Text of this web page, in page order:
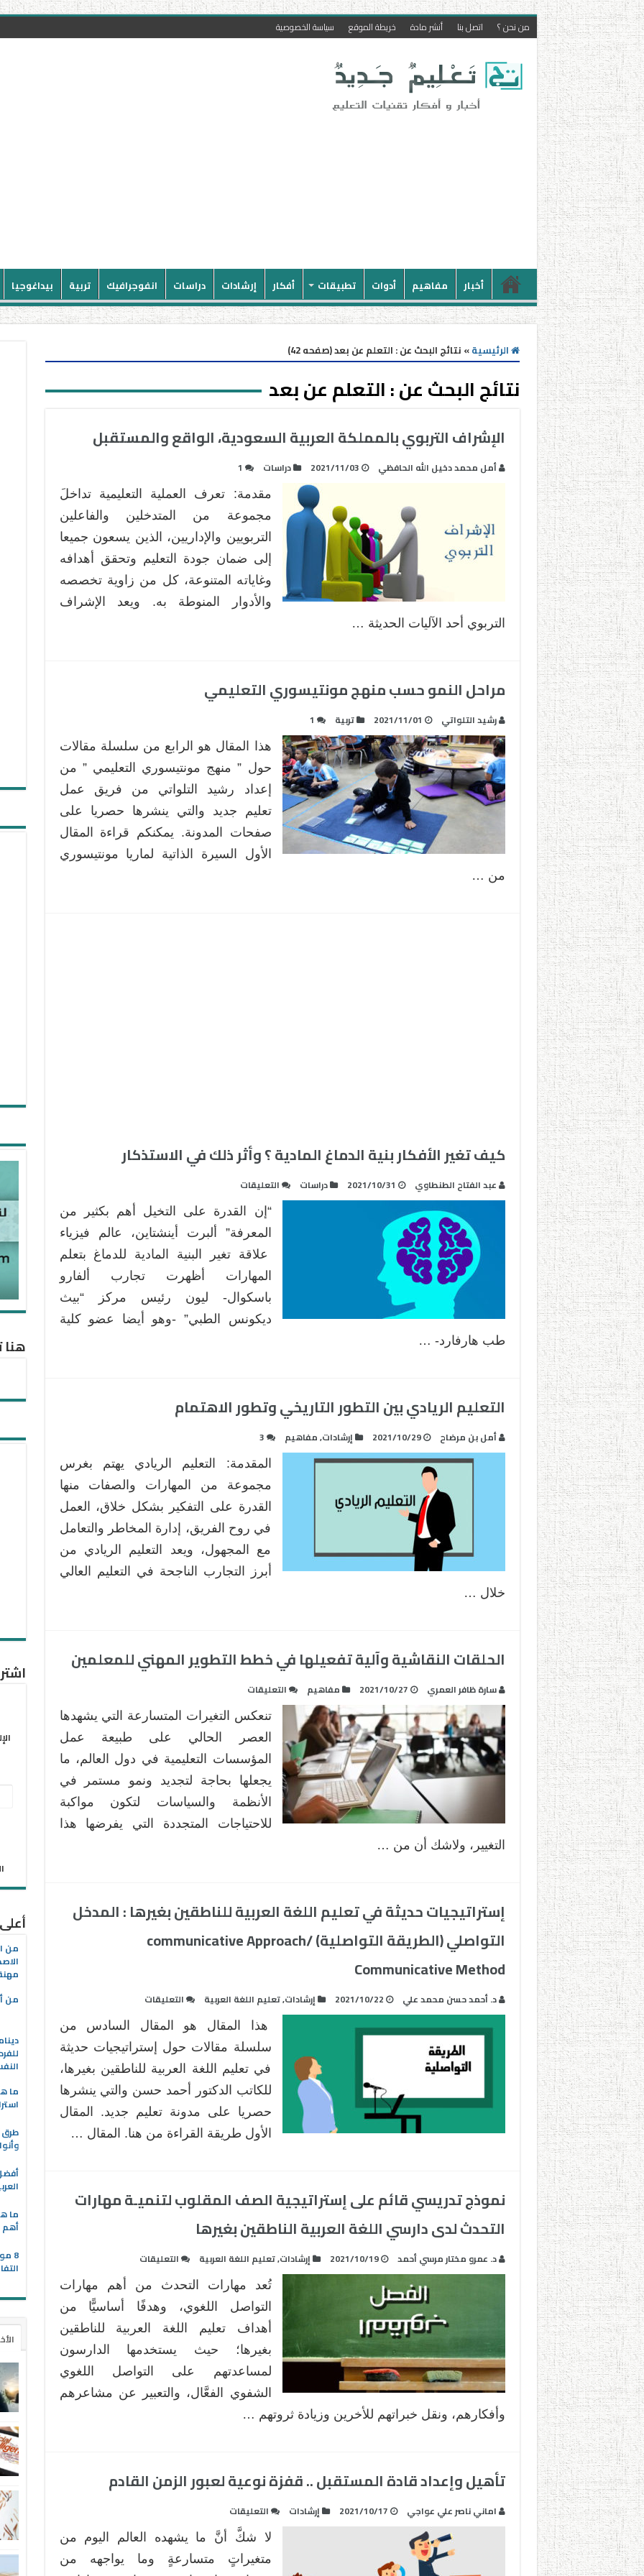
من نحن ؟ اتصل بنا أنشر مادة خريطة الموقع سياسة الخصوصية
أخبار مفاهيم أدوات تطبيقات أفكار إرشادات دراسات انفوجرافيك تربية بيداغوجيا
الرئيسية» نتائج البحث عن : التعلم عن بعد (صفحه 42)
نتائج البحث عن :التعلم عن بعد
الإشراف التربوي بالمملكة العربية السعودية، الواقع والمستقبل
أمل محمد دخيل الله الحافظي 2021/11/03 دراسات 1
مقدمة: تعرف العملية التعليمية تداخلَ
مجموعة من المتدخلين والفاعلين
التربويين والإداريين، الذين يسعون جميعا
إلى ضمان جودة التعليم وتحقق أهدافه
وغاياته المتنوعة، كل من زاوية تخصصه
والأدوار المنوطة به. ويعد الإشراف
التربوي أحد الآليات الحديثة …
مراحل النمو حسب منهج مونتيسوري التعليمي
رشيد التلواتي 2021/11/01 تربية 1
هذا المقال هو الرابع من سلسلة مقالات
حول ” منهج مونتيسوري التعليمي ” من
إعداد رشيد التلواتي من فريق عمل
تعليم جديد والتي ينشرها حصريا على
صفحات المدونة. يمكنكم قراءة المقال
الأول السيرة الذاتية لماريا مونتيسوري
من …
كيف تغير الأفكار بنية الدماغ المادية ؟ وأثر ذلك في الاستذكار
عبد الفتاح الطنطاوي 2021/10/31 دراسات التعليقات
تغير
الأفكار
بنية
الدماغ
المادية
؟
وأثر
“إن القدرة على التخيل أهم بكثير من
المعرفة” ألبرت أينشتاين، عالم فيزياء
علاقة تغير البنية المادية للدماغ بتعلم
المهارات أظهرت تجارب ألفارو
باسكوال- ليون رئيس مركز “بيث
ديكونس الطبي” -وهو أيضا عضو كلية
طب هارفارد- …
التعليم الريادي بين التطور التاريخي وتطور الاهتمام
أمل بن مرضاح 2021/10/29 إرشادات,مفاهيم 3
المقدمة: التعليم الريادي يهتم بغرس
مجموعة من المهارات والصفات منها
القدرة على التفكير بشكل خلاق، العمل
في روح الفريق، إدارة المخاطر والتعامل
مع المجهول، ويعد التعليم الريادي من
أبرز التجارب الناجحة في التعليم العالي
خلال …
الحلقات النقاشية وآلية تفعيلها في خطط التطوير المهني للمعلمين
سارة ظافر العمري 2021/10/27 مفاهيم التعليقات
النقاشية
وآلية
تفعيلها
في
خطط
التطوير
المهني
تنعكس التغيرات المتسارعة التي يشهدها
العصر الحالي على طبيعة عمل
المؤسسات التعليمية في دول العالم، ما
يجعلها بحاجة لتجديد ونمو مستمر في
الأنظمة والسياسات لتكون مواكبة
للاحتياجات المتجددة التي يفرضها هذا
التغيير، ولاشك أن من …
إستراتيجيات حديثة في تعليم اللغة العربية للناطقين بغيرها : المدخل
التواصلي (الطريقة التواصلية) communicative Approach/
Communicative Method
د. أحمد حسن محمد علي 2021/10/22 إرشادات,تعليم اللغة العربية التعليقات
حديثة
في
تعليم
العربية
للناطقين
بغيرها
(الطريقة
التواصلية)
Communicative
Method
مغلقة
هذا المقال هو المقال السادس من
سلسلة مقالات حول إستراتيجيات حديثة
في تعليم اللغة العربية للناطقين بغيرها،
للكاتب الدكتور أحمد حسن والتي ينشرها
حصريا على مدونة تعليم جديد. المقال
الأول طريقة القراءة من هنا. المقال …
نموذج تدريسي قائم على إستراتيجية الصف المقلوب لتنميـة مهارات
التحدث لدى دارسي اللغة العربية الناطقين بغيرها
د. عمرو مختار مرسي أحمد 2021/10/19 إرشادات,تعليم اللغة العربية التعليقات
نموذج
تدريسي
قائم
على
إستراتيجية
الصف
المقلوب
لتنميـة
اللغة
العربية
مغلقة
تُعد مهارات التحدث من أهم مهارات
التواصل اللغوي، وهدفًا أساسيًّا من
أهداف تعليم اللغة العربية للناطقين
بغيرها؛ حيث يستخدمها الدارسون
لمساعدتهم على التواصل اللغوي
الشفوي الفعَّال، والتعبير عن مشاعرهم
وأفكارهم، ونقل خبراتهم للأخرين وزيادة ثروتهم …
تأهيل وإعداد قادة المستقبل .. قفزة نوعية لعبور الزمن القادم
اماني ناصر علي عواجي 2021/10/17 إرشادات التعليقات
تأهيل
وإعداد
قادة
لا شكَّ أنَّ ما يشهده العالم اليوم من
متغيراتٍ متسارعةٍ وما يواجهه من
هنا
من
من
ما
طرق
ما
أهم
8